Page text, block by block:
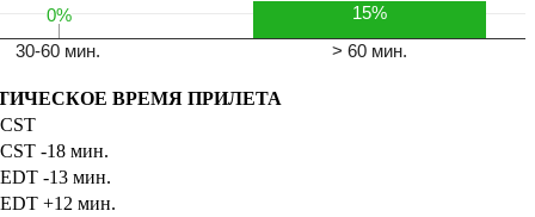
30-60 мин. > 60 мин.
0%
0% 15%
ВРЕМЯ ПРИЛЕТА
CST
CST -18 мин.
EDT -13 мин.
EDT +12 мин.